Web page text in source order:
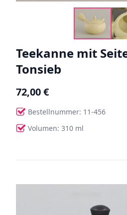
Teekanne mit
Tonsieb
72,00 €
Bestellnummer: 11-456
Volumen: 310 ml